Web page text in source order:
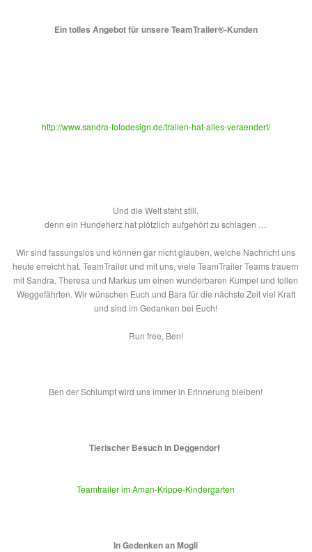
Ein tolles Angebot für unsere TeamTrailer®-Kunden
http://www.sandra-fotodesign.de/trailen-hat-alles-veraendert/
Und die Welt steht still,
denn ein Hundeherz hat plötzlich aufgehört zu schlagen …
Wir sind fassungslos und können gar nicht glauben, welche Nachricht uns
heute erreicht hat. TeamTrailer und mit uns, viele TeamTrailer Teams trauern
mit Sandra, Theresa und Markus um einen wunderbaren Kumpel und tollen
Weggefährten. Wir wünschen Euch und Bara für die nächste Zeit viel Kraft
und sind im Gedanken bei Euch!
Run free, Ben!
Ben der Schlumpf wird uns immer in Erinnerung bleiben!
Tierischer Besuch in Deggendorf
Teamtrailer im Aman-Krippe-Kindergarten
In Gedenken an Mogli